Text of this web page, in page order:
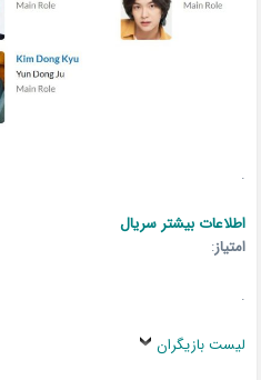
.
اطلاعات بیشتر سریال
امتیاز:
.
لیست بازیگران